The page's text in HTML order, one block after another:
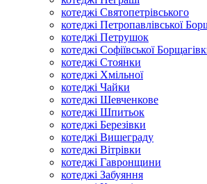
котеджі Святопетрівського
котеджі Петропавлівської
котеджі Петрушок
котеджі Софіївської
котеджі Стоянки
котеджі Хмільної
котеджі Чайки
котеджі Шевченкове
котеджі Шпитьок
котеджі Березівки
котеджі Вишеграду
котеджі Вітрівки
котеджі Гавронщини
котеджі Забуяння